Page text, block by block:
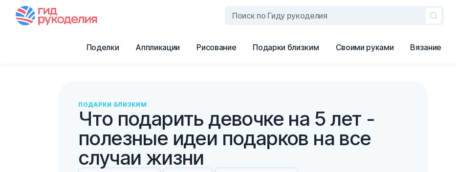
Поделки Аппликации Рисование Подарки близким Своими руками Вязание
ПОДАРКИ БЛИЗКИМ
Что подарить девочке на 5 лет -
полезные идеи подарков на все
случаи жизни